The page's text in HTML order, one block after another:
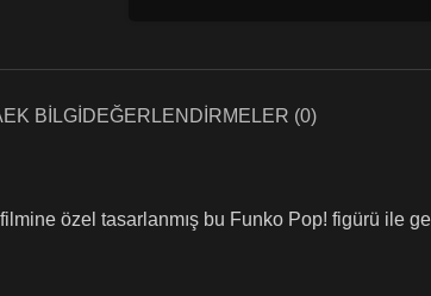
EK BILGI DEĞERLENDIRMELER (0)
özel tasarlanmış bu Funko Pop! figürü ile